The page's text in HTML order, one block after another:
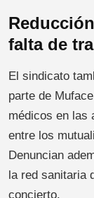
falta de
El sindicato
parte de
médicos en las
entre los
Denuncian
la red sanitaria
concierto.